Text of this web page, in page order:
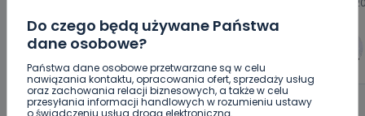
Do czego będą używane Państwa
dane osobowe?
Państwa dane osobowe przetwarzane są w celu
nawiązania kontaktu, opracowania ofert, sprzedaży usług
oraz zachowania relacji biznesowych, a także w celu
przesyłania informacji handlowych w rozumieniu ustawy
Paulina Szczepaniak